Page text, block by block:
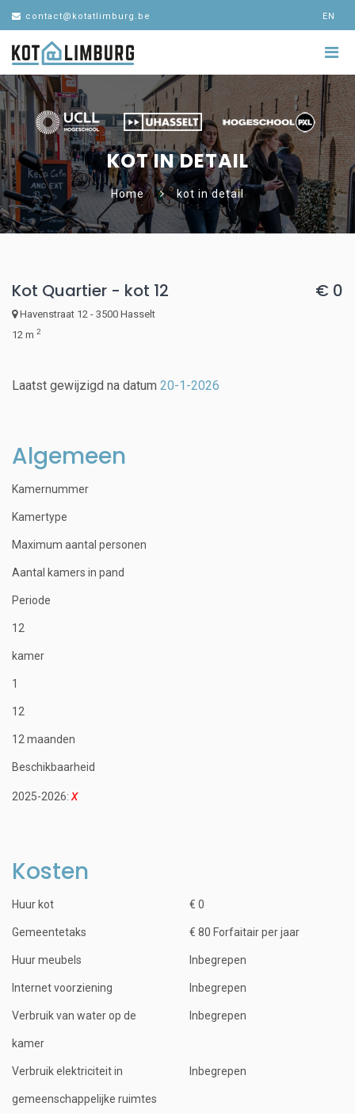
contact@kotatlimburg.be EN
KOT IN DETAIL
Home kot in detail
Kot Quartier - kot 12
Havenstraat 12 - 3500 Hasselt
12 m 2
€ 0
Laatst gewijzigd na datum 20-1-2026
Algemeen
Kamernummer
Kamertype
Maximum aantal personen
Aantal kamers in pand
Periode
12
kamer
1
12
12 maanden
Beschikbaarheid
2025-2026:
Kosten
Huur kot € 0
Gemeentetaks € 80 Forfaitair per jaar
Huur meubels Inbegrepen
Internet voorziening Inbegrepen
Verbruik van water op de
kamer
Inbegrepen
Verbruik elektriciteit in
gemeenschappelijke ruimtes
Inbegrepen